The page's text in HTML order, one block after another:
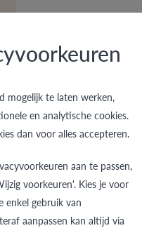
Place Du Perron 19-20
6200 Châtelet
België
CONTACTEREN
mogelijk te laten werken,
en analytische cookies.
dan voor alles accepteren.
aan te passen,
voorkeuren'. Kies je voor
enkel gebruik van
aanpassen kan altijd via